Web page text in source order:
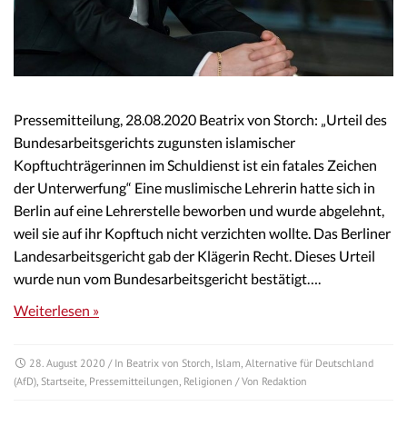
Pressemitteilung, 28.08.2020 Beatrix von Storch: „Urteil des
Bundesarbeitsgerichts zugunsten islamischer
Kopftuchträgerinnen im Schuldienst ist ein fatales Zeichen
der Unterwerfung“ Eine muslimische Lehrerin hatte sich in
Berlin auf eine Lehrerstelle beworben und wurde abgelehnt,
weil sie auf ihr Kopftuch nicht verzichten wollte. Das Berliner
Landesarbeitsgericht gab der Klägerin Recht. Dieses Urteil
wurde nun vom Bundesarbeitsgericht bestätigt….
Weiterlesen »
28. August 2020 / In Beatrix von Storch Islam Alternative für Deutschland
(AfD) Startseite Pressemitteilungen Religionen / Von Redaktion